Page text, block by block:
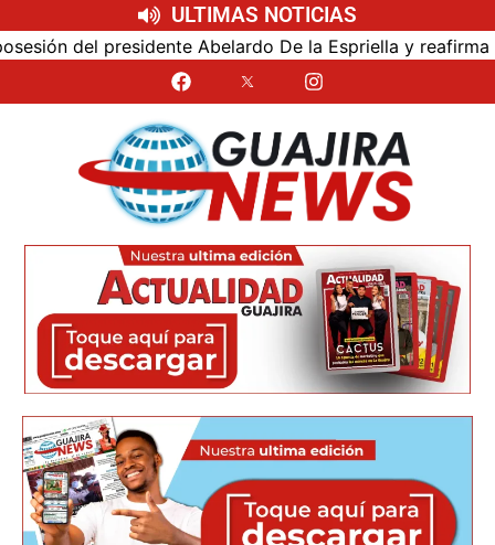
ULTIMAS NOTICIAS
del presidente Abelardo De la Espriella y reafirma su